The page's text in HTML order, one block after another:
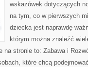
wskazówek dotyczących
na tym, co w pierwszych
dziecka jest naprawdę
którym można znaleźć
na stronie to: Zabawa i
które chcą